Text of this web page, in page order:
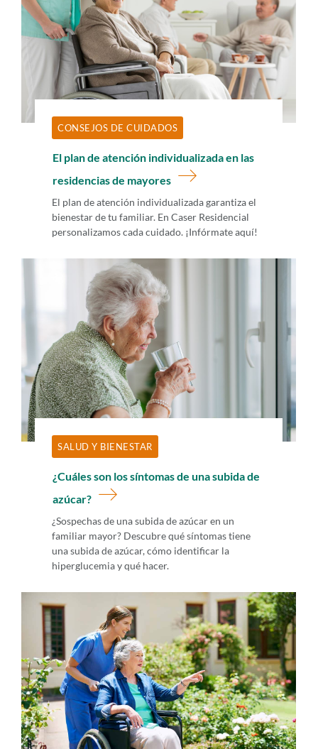
CONSEJOS DE CUIDADOS
El plan de atención individualizada en las
residencias de mayores
El plan de atención individualizada garantiza el
bienestar de tu familiar. En Caser Residencial
personalizamos cada cuidado. ¡Infórmate aquí!
SALUD Y BIENESTAR
¿Cuáles son los síntomas de una subida de
azúcar?
¿Sospechas de una subida de azúcar en un
familiar mayor? Descubre qué síntomas tiene
una subida de azúcar, cómo identificar la
hiperglucemia y qué hacer.